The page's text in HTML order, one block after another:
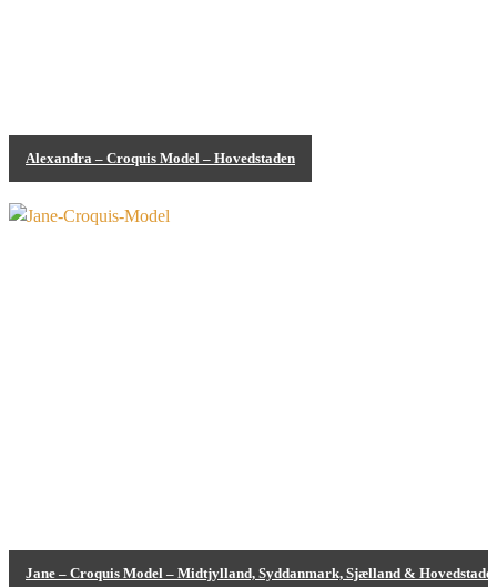
Bodypainting
Alexandra – Croquis Model – Hovedstaden
Jane – Croquis Model – Midtjylland, Syddanmark, Sjælland &